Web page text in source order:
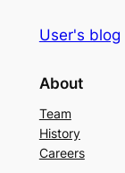
User's blog
About
Team
History
Careers